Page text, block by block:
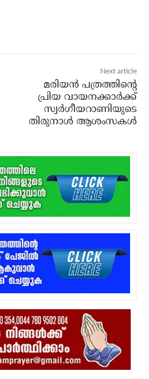
Next article
മരിയൻ പത്രത്തിന്റെ
പ്രിയ വായനക്കാർക്ക്
സ്വർഗീയറാണിയുടെ
തിരുനാൾ ആശംസകൾ